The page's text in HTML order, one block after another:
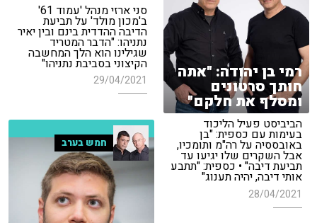
סני ארזי מנהל 'עמוד 61'
ב'מכון מולד' על תביעת
הדיבה ההדדית בינם ובין יאיר
נתניהו: "הדבר המטריד
שגילינו הוא הלך המחשבה
הקיצוני בסביבת נתניהו"
29/04/2021 רמי בן יהודה: "אתה
חותך סרטונים
ומסלף את חלקם"
הביביסט פעיל הליכוד
בעימות עם כספית: "בן
באובססיה על רה"מ ותומכיו,
אבל השקרים שלו יגיעו עד
תביעת דיבה" • כספית: "תתבע
אותי דיבה, יהיה תענוג"
28/04/2021
חמש בערב